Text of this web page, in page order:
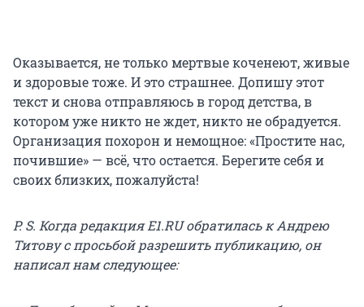
Оказывается, не только мертвые коченеют, живые
и здоровые тоже. И это страшнее. Допишу этот
текст и снова отправляюсь в город детства, в
котором уже никто не ждет, никто не обрадуется.
Организация похорон и немощное: «Простите нас,
почившие» — всё, что остается. Берегите себя и
своих близких, пожалуйста!
P. S. Когда редакция E1.RU обратилась к Андрею
Титову с просьбой разрешить публикацию, он
написал нам следующее: